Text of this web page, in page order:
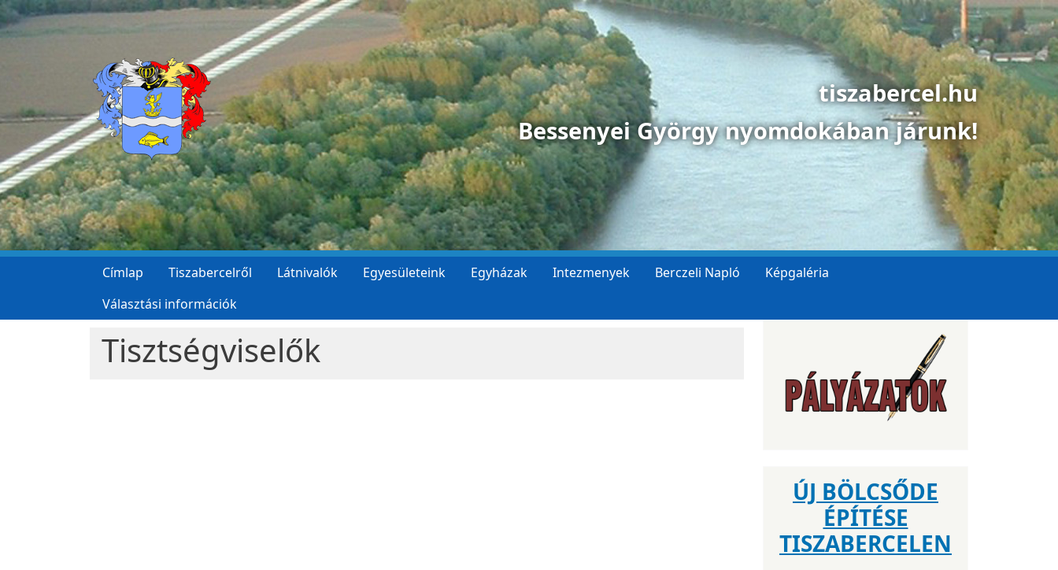
Ugrás a tartalomra
tiszabercel.hu
Bessenyei György nyomdokában járunk!
Címlap Tiszabercelről Látnivalók Egyesületeink Egyházak Intezmenyek Berczeli Napló
Képgaléria
Választási információk
Tisztségviselők
ÚJ BÖLCSŐDE
ÉPÍTÉSE
TISZABERCELEN